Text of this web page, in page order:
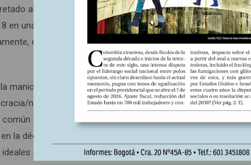
alianzas, el partido de Geraldo conspiró para bloquear
en unas elecciones en las que el ahoravicedel histórico
dejó su nave para refugiarse en el Partido Socialista
maniobra con la que concretó la alianza con su histórico
neofascismo y no democracia/neoliberalismo, que
en los actuales movimientos progresistas, alimentado
la década de los 80, que no solo les quita filo a las
de viaje a quienes han ejercido tradicionalmente